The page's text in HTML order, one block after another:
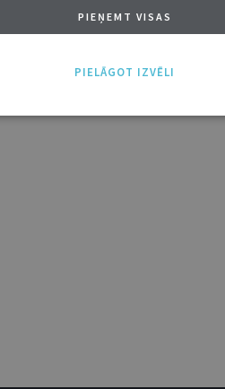
PIEŅEMT VISAS
PIELĀGOT IZVĒLI